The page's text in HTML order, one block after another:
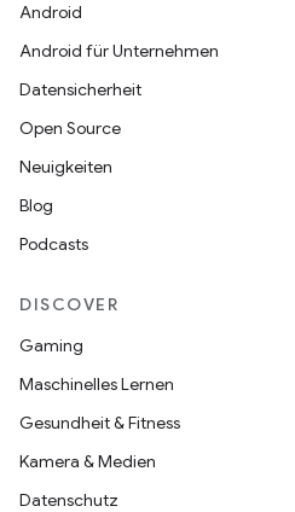
Android
Android für Unternehmen
Datensicherheit
Open Source
Neuigkeiten
Blog
Podcasts
DISCOVER
Gaming
Maschinelles Lernen
Gesundheit & Fitness
Kamera & Medien
Datenschutz